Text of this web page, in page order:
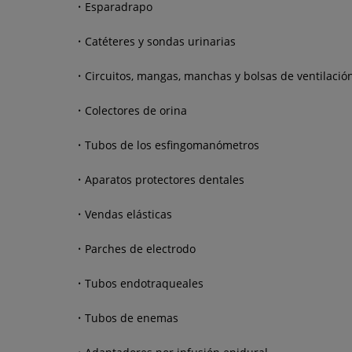
Esparadrapo
Catéteres y sondas urinarias
Circuitos, mangas, manchas y bolsas de
Colectores de orina
Tubos de los esfingomanómetros
Aparatos protectores dentales
Vendas elásticas
Parches de electrodo
Tubos endotraqueales
Tubos de enemas